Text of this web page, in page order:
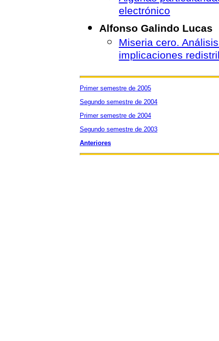
electrónico
Alfonso Galindo Lucas
Miseria cero.
implicaciones
Primer semestre de 2005
Segundo semestre de 2004
Primer semestre de 2004
Segundo semestre de 2003
Anteriores